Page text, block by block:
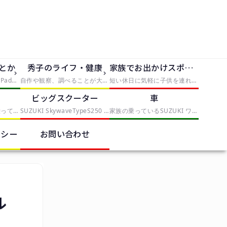
か
iPhone5、iPhone5S、iPad2を使っていく中で発見したことや便利なものを紹介
秀子のライフ・健康
自作や観察、調べることが大好きな僕は大人になっても自由研究がしたい。折角なので、子供の自由研究に使えそうな手軽なものから、大人が喜びそうな自由研究まで、実践と挑戦を交えてレポートしていきます。本気で子供が自由研究に困ったら、タグから「子供向け」を選んでみてください。
家族でお出かけスポット
短い休日に気軽に子供を連れていける場所や、手軽に行けて満足度の高いスポットとか
これまでママチャリに乗っていたが、偶然近くのスポーツバイクを取り扱う中古店で見つけたESCAPE R3を衝動買いしたことから、初心者自転車乗りになりました。クロスバイクの調整や整備を記録していくカテゴリー
ビッグスクーター
SUZUKI SkywaveTypeS250 スカイウェイブ CJ-43Aを中心に記事を書いていきます。
車
家族の乗っているSUZUKI ワゴンRスティングレー MH22Sを中心に記事を書いていきます。
ー お問い合わせ